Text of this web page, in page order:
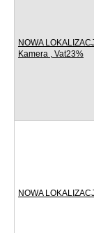
NOWA
Kamera , Vat23%
NOWA